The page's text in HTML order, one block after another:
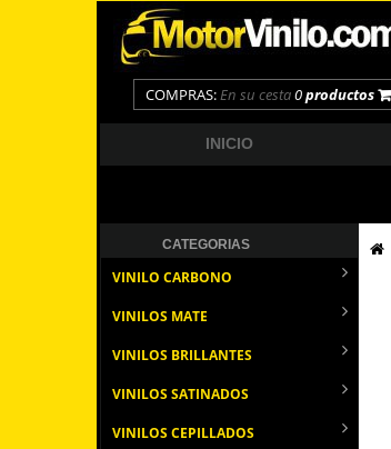
COMPRAS:En su cesta0productos
INICIO
CATEGORIAS
VINILO CARBONO
VINILOS MATE
VINILOS BRILLANTES
VINILOS SATINADOS
VINILOS CEPILLADOS